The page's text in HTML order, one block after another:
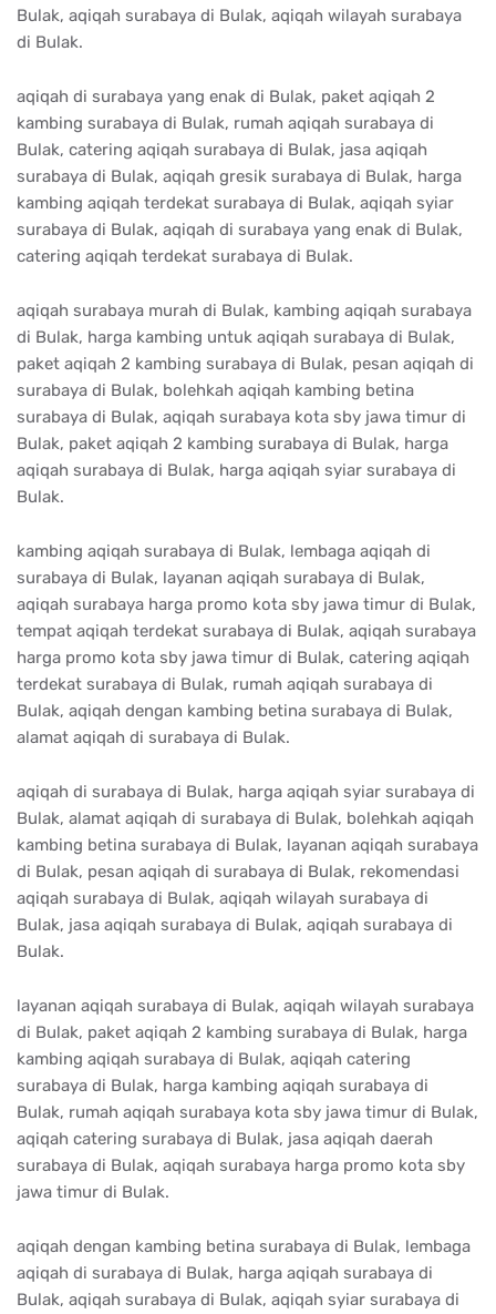
Bulak, aqiqah surabaya di Bulak, aqiqah wilayah surabaya
di Bulak.
aqiqah di surabaya yang enak di Bulak, paket aqiqah 2
kambing surabaya di Bulak, rumah aqiqah surabaya di
Bulak, catering aqiqah surabaya di Bulak, jasa aqiqah
surabaya di Bulak, aqiqah gresik surabaya di Bulak, harga
kambing aqiqah terdekat surabaya di Bulak, aqiqah syiar
surabaya di Bulak, aqiqah di surabaya yang enak di Bulak,
catering aqiqah terdekat surabaya di Bulak.
aqiqah surabaya murah di Bulak, kambing aqiqah surabaya
di Bulak, harga kambing untuk aqiqah surabaya di Bulak,
paket aqiqah 2 kambing surabaya di Bulak, pesan aqiqah di
surabaya di Bulak, bolehkah aqiqah kambing betina
surabaya di Bulak, aqiqah surabaya kota sby jawa timur di
Bulak, paket aqiqah 2 kambing surabaya di Bulak, harga
aqiqah surabaya di Bulak, harga aqiqah syiar surabaya di
Bulak.
kambing aqiqah surabaya di Bulak, lembaga aqiqah di
surabaya di Bulak, layanan aqiqah surabaya di Bulak,
aqiqah surabaya harga promo kota sby jawa timur di Bulak,
tempat aqiqah terdekat surabaya di Bulak, aqiqah surabaya
harga promo kota sby jawa timur di Bulak, catering aqiqah
terdekat surabaya di Bulak, rumah aqiqah surabaya di
Bulak, aqiqah dengan kambing betina surabaya di Bulak,
alamat aqiqah di surabaya di Bulak.
aqiqah di surabaya di Bulak, harga aqiqah syiar surabaya di
Bulak, alamat aqiqah di surabaya di Bulak, bolehkah aqiqah
kambing betina surabaya di Bulak, layanan aqiqah surabaya
di Bulak, pesan aqiqah di surabaya di Bulak, rekomendasi
aqiqah surabaya di Bulak, aqiqah wilayah surabaya di
Bulak, jasa aqiqah surabaya di Bulak, aqiqah surabaya di
Bulak.
layanan aqiqah surabaya di Bulak, aqiqah wilayah surabaya
di Bulak, paket aqiqah 2 kambing surabaya di Bulak, harga
kambing aqiqah surabaya di Bulak, aqiqah catering
surabaya di Bulak, harga kambing aqiqah surabaya di
Bulak, rumah aqiqah surabaya kota sby jawa timur di Bulak,
aqiqah catering surabaya di Bulak, jasa aqiqah daerah
surabaya di Bulak, aqiqah surabaya harga promo kota sby
jawa timur di Bulak.
aqiqah dengan kambing betina surabaya di Bulak, lembaga
aqiqah di surabaya di Bulak, harga aqiqah surabaya di
Bulak, aqiqah surabaya di Bulak, aqiqah syiar surabaya di